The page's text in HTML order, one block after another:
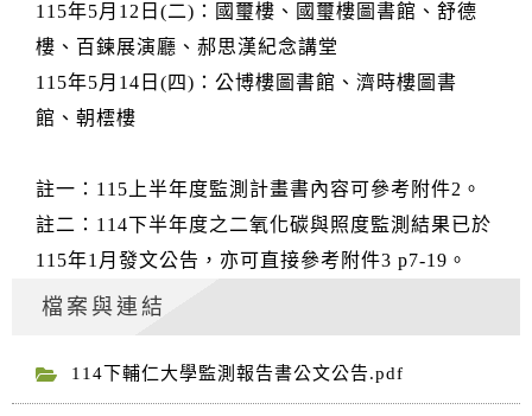
115年5月12日(二)：國璽樓、國璽樓圖書館、舒德
樓、百鍊展演廳、郝思漢紀念講堂
115年5月14日(四)：公博樓圖書館、濟時樓圖書
館、朝橒樓
註一：115上半年度監測計畫書內容可參考附件2。
註二：114下半年度之二氧化碳與照度監測結果已於
115年1月發文公告，亦可直接參考附件3 p7-19。
檔案與連結
114下輔仁大學監測報告書公文公告.pdf